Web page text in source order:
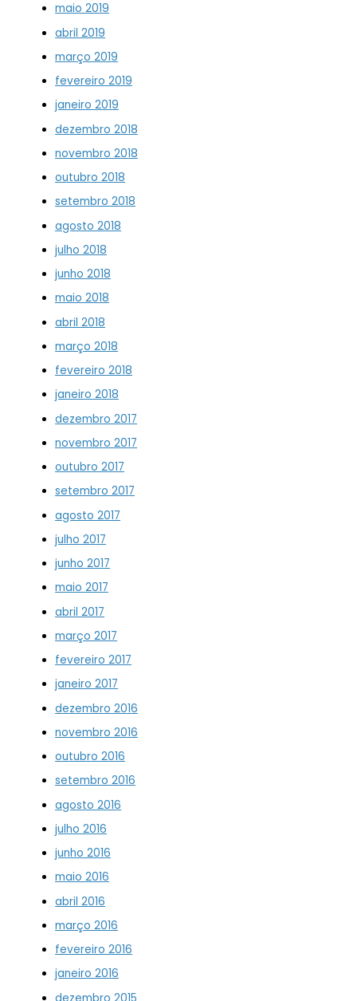
maio 2019
abril 2019
março 2019
fevereiro 2019
janeiro 2019
dezembro 2018
novembro 2018
outubro 2018
setembro 2018
agosto 2018
julho 2018
junho 2018
maio 2018
abril 2018
março 2018
fevereiro 2018
janeiro 2018
dezembro 2017
novembro 2017
outubro 2017
setembro 2017
agosto 2017
julho 2017
junho 2017
maio 2017
abril 2017
março 2017
fevereiro 2017
janeiro 2017
dezembro 2016
novembro 2016
outubro 2016
setembro 2016
agosto 2016
julho 2016
junho 2016
maio 2016
abril 2016
março 2016
fevereiro 2016
janeiro 2016